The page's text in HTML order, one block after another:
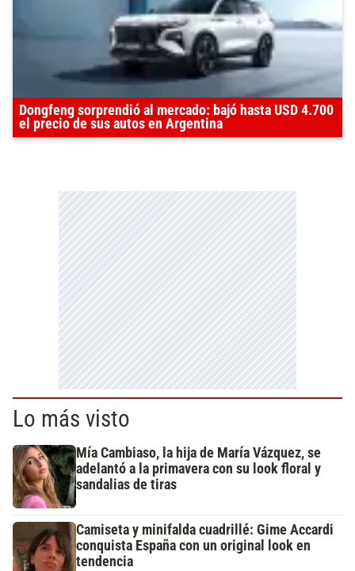
Dongfeng sorprendió al mercado: bajó hasta USD 4.700
el precio de sus autos en Argentina
Lo más visto
Mía Cambiaso, la hija de María Vázquez, se
adelantó a la primavera con su look floral y
sandalias de tiras
Camiseta y minifalda cuadrillé: Gime Accardi
conquista España con un original look en
tendencia